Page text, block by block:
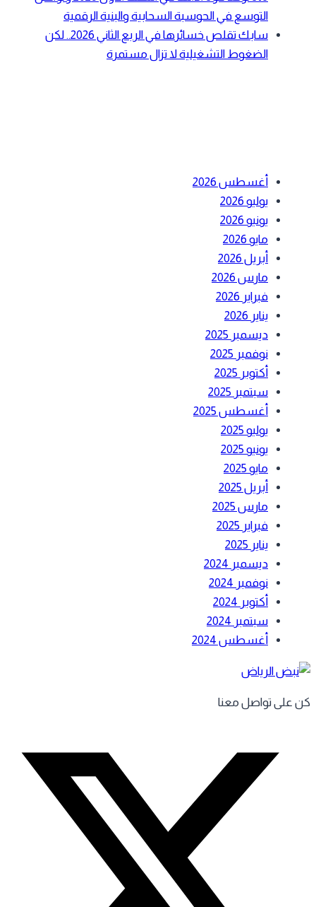
التوسع في الحوسبة السحابية والبنية الرقمية
سابك تقلص خسائرها في الربع الثاني 2026.. لكن
الضغوط التشغيلية لا تزال مستمرة
أغسطس 2026
يوليو 2026
يونيو 2026
مايو 2026
أبريل 2026
مارس 2026
فبراير 2026
يناير 2026
ديسمبر 2025
نوفمبر 2025
أكتوبر 2025
سبتمبر 2025
أغسطس 2025
يوليو 2025
يونيو 2025
مايو 2025
أبريل 2025
مارس 2025
فبراير 2025
يناير 2025
ديسمبر 2024
نوفمبر 2024
أكتوبر 2024
سبتمبر 2024
أغسطس 2024
على تواصل معنا